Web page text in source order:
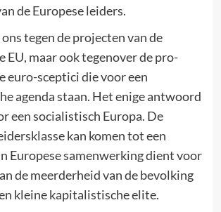
de Europese leiders.
tegen de projecten van de
EU, maar ook tegenover de pro-
euro-sceptici die voor een
agenda staan. Het enige antwoord
een socialistisch Europa. De
kan komen tot een
Europese samenwerking dient voor
de meerderheid van de bevolking
kleine kapitalistische elite.